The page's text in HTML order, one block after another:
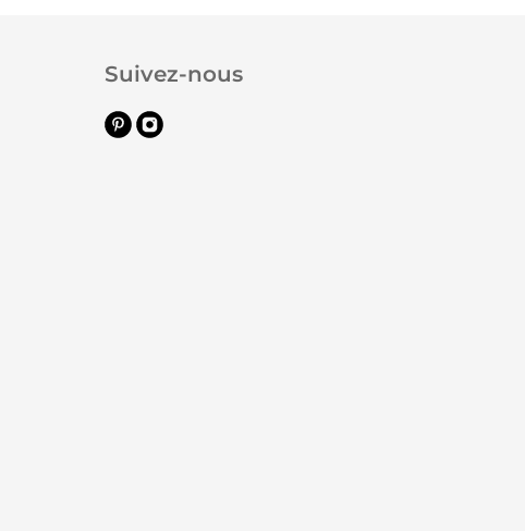
Suivez-nous